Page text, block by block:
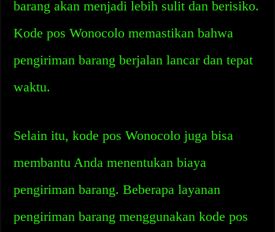
barang akan menjadi lebih sulit dan berisiko.
Kode pos Wonocolo memastikan bahwa
pengiriman barang berjalan lancar dan tepat
waktu.
Selain itu, kode pos Wonocolo juga bisa
membantu Anda menentukan biaya
pengiriman barang. Beberapa layanan
pengiriman barang menggunakan kode pos